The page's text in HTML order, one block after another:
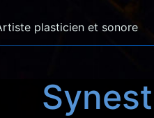
plasticien et sonore